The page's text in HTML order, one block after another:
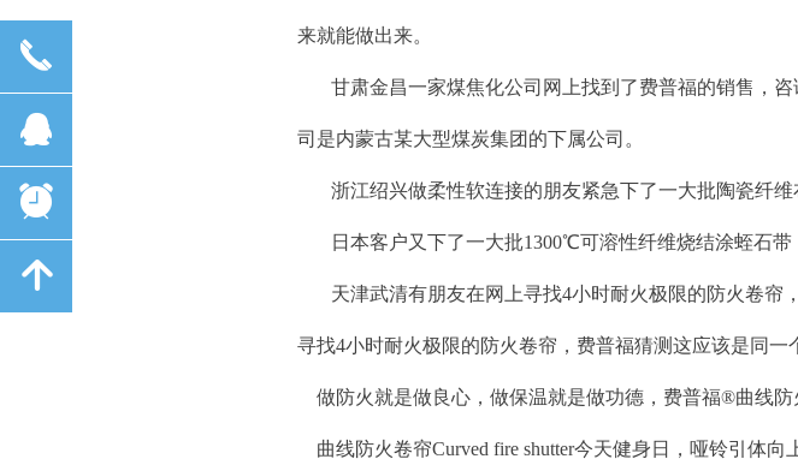
来就能做出来。
甘肃金昌一家煤焦化公司网上找到了费普福的销售，
司是内蒙古某大型煤炭集团的下属公司。
浙江绍兴做柔性软连接的朋友紧急下了一大批陶瓷纤
日本客户又下了一大批1300℃可溶性纤维烧结涂蛭石带
天津武清有朋友在网上寻找4小时耐火极限的防火卷
寻找4小时耐火极限的防火卷帘，费普福猜测这应该是同一
做防火就是做良心，做保温就是做功德，费普福®曲线防
曲线防火卷帘Curved fire shutter今天健身日，哑铃引体向
끅
뀩
뀥
녕